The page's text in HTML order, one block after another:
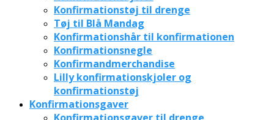
Konfirmationstøj til drenge
Tøj til Blå Mandag
Konfirmationshår til konfirmationen
Konfirmationsnegle
Konfirmandmerchandise
Lilly konfirmationskjoler og
konfirmationstøj
Konfirmationsgaver